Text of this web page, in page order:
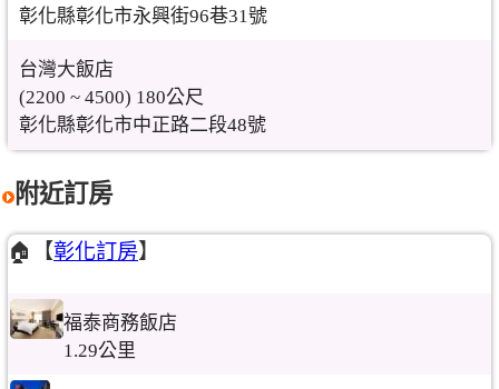
彰化縣彰化市永興街96巷31號
台灣大飯店
(2200 ~ 4500) 180公尺
彰化縣彰化市中正路二段48號
附近訂房
🏠【彰化訂房】
福泰商務飯店
1.29公里